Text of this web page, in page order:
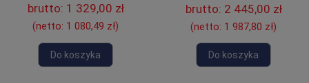
brutto: 1 329,00 zł
(netto: 1 080,49 zł)
Do koszyka
brutto: 2 445,00 zł
(netto: 1 987,80 zł)
Do koszyka